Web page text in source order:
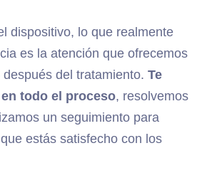
dispositivo, lo que realmente
es la atención que ofrecemos
del tratamiento. Te
todo el proceso, resolvemos
un seguimiento para
estás satisfecho con los